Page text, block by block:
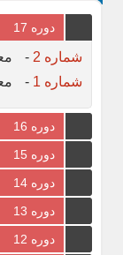
دوره 17
شماره 2 -
شماره 1
-
دوره 16
دوره 15
دوره 14
دوره 13
دوره 12